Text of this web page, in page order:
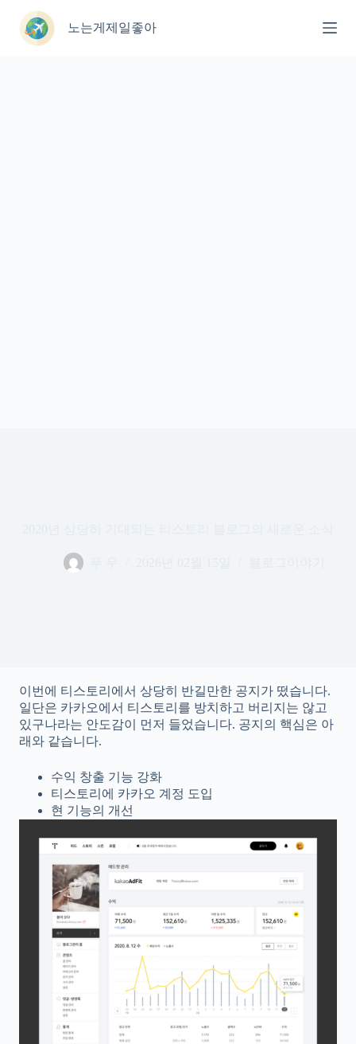
노는게제일좋아
이번에 티스토리에서 상당히 반길만한 공지가 떴습니다.
일단은 카카오에서 티스토리를 방치하고 버리지는 않고
있구나라는 안도감이 먼저 들었습니다. 공지의 핵심은 아
래와 같습니다.
수익 창출 기능 강화
티스토리에 카카오 계정 도입
현 기능의 개선